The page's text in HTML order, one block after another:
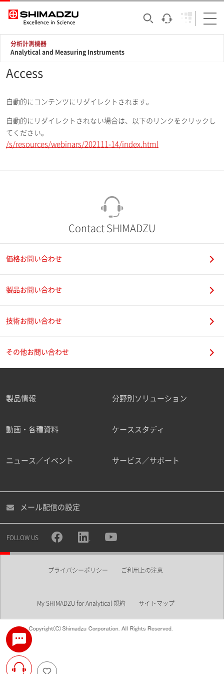
分析計測機器
Analytical and Measuring Instruments
Access
自動的にコンテンツにリダイレクトされます。
自動的にリダイレクトされない場合は、以下のリンクをクリックし
てください。
/s/resources/webinars/202111-14/index.html
Contact SHIMADZU
価格お問い合わせ
製品お問い合わせ
技術お問い合わせ
その他お問い合わせ
製品情報 分野別ソリューション
動画・各種資料 ケーススタディ
ニュース／イベント サービス／サポート
メール配信の設定
FOLLOW US
プライバシーポリシー ご利用上の注意
My SHIMADZU for Analytical 規約 サイトマップ